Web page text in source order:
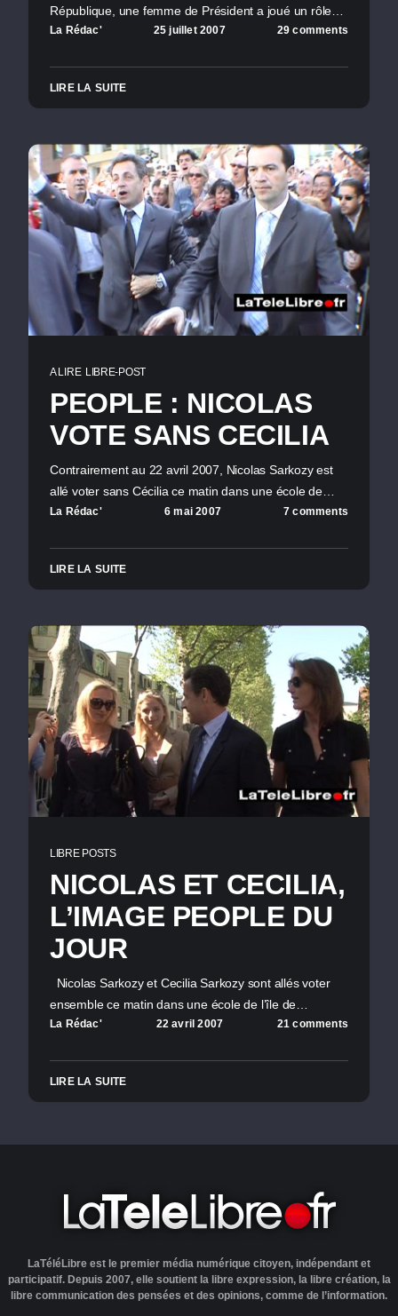
République, une femme de Président a joué un rôle…
La Rédac' 25 juillet 2007 29 comments
LIRE LA SUITE
A LIRE LIBRE-POST
PEOPLE : NICOLAS
VOTE SANS CECILIA
Contrairement au 22 avril 2007, Nicolas Sarkozy est
allé voter sans Cécilia ce matin dans une école de…
La Rédac' 6 mai 2007 7 comments
LIRE LA SUITE
LIBRE POSTS
NICOLAS ET CECILIA,
L’IMAGE PEOPLE DU
JOUR
Nicolas Sarkozy et Cecilia Sarkozy sont allés voter
ensemble ce matin dans une école de l’île de…
La Rédac' 22 avril 2007 21 comments
LIRE LA SUITE
LaTéléLibre est le premier média numérique citoyen, indépendant et
participatif. Depuis 2007, elle soutient la libre expression, la libre création, la
libre communication des pensées et des opinions, comme de l’information.